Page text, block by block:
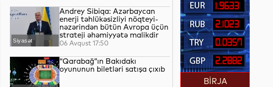
Siyasət
Andrey Sibiqa: Azərbaycan
enerji təhlükəsizliyi nöqteyi-
nəzərindən bütün Avropa üçün
strateji əhəmiyyətə malikdir
06 Avqust 17:50
“Qarabağ”ın Bakıdakı
oyununun biletləri satışa çıxıb
1.9633
2.1023
0.0357
2.2882
BİRJA